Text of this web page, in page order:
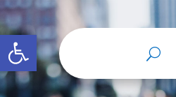
Abrir barra de herramientas